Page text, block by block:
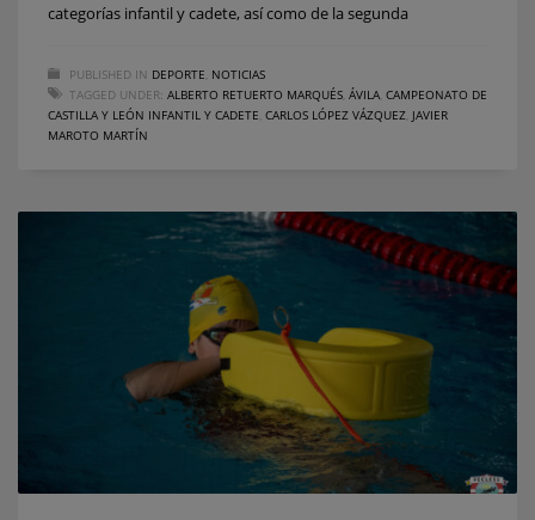
categorías infantil y cadete, así como de la segunda
PUBLISHED IN DEPORTE NOTICIAS
TAGGED UNDER: ALBERTO RETUERTO MARQUÉS ÁVILA CAMPEONATO DE
CASTILLA Y LEÓN INFANTIL Y CADETE CARLOS LÓPEZ VÁZQUEZ JAVIER
MAROTO MARTÍN